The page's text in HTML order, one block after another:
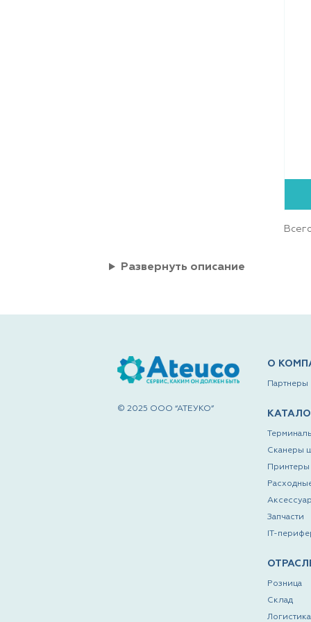
Развернуть описание
© 2025 ООО “АТЕУКО”
О
Партнеры
Сканеры
Принтеры
Запчасти
IT-
Розница
Склад
Логистика